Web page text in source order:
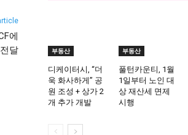
에
전달
부동산
디케이터시, “더
욱 화사하게” 공
원 조성 + 상가 2
개 추가 개발
부동산
풀턴카운티, 1월
1일부터 노인 대
상 재산세 면제
시행